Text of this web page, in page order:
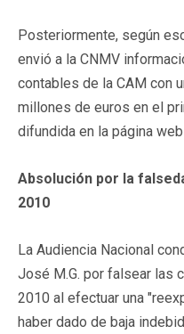
Posteriormente, según
envió a la CNMV
contables de la CAM con
millones de euros en el
difundida en la página
Absolución por la
2010
La Audiencia Nacional
José M.G. por falsear las
2010 al efectuar una
haber dado de baja